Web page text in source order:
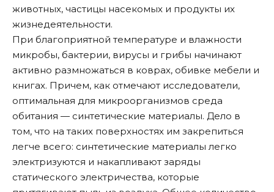
животных, частицы насекомых и продукты их
жизнедеятельности.
При благоприятной температуре и влажности
микробы, бактерии, вирусы и грибы начинают
активно размножаться в коврах, обивке мебели и
книгах. Причем, как отмечают исследователи,
оптимальная для микроорганизмов среда
обитания — синтетические материалы. Дело в
том, что на таких поверхностях им закрепиться
легче всего: синтетические материалы легко
электризуются и накапливают заряды
статического электричества, которые